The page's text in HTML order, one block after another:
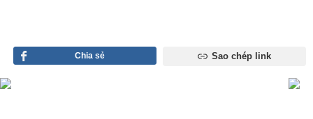
Chia sẻ Sao chép link